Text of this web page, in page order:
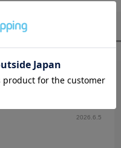
スタッフレビュー
表示：新しい順
2026.6.5